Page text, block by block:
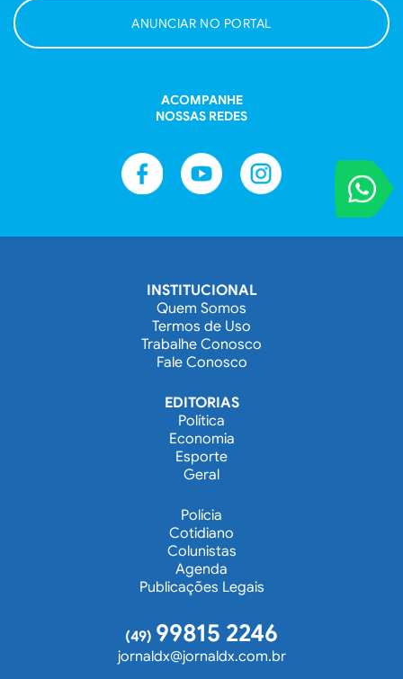
VOCÊ
Entre em
ANUNCIAR NO PORTAL
ACOMPANHE
NOSSAS REDES
INSTITUCIONAL
Quem Somos
Termos de Uso
Trabalhe Conosco
Fale Conosco
EDITORIAS
Política
Economia
Esporte
Geral
Polícia
Cotidiano
Colunistas
Agenda
Publicações Legais
(49) 99815 2246
jornaldx@jornaldx.com.br